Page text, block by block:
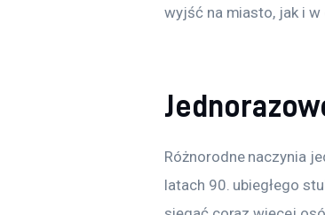
wyjść na miasto, jak i w
Różnorodne naczynia
latach 90. ubiegłego